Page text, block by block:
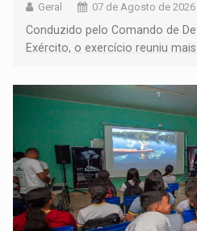
Geral 07 de Agosto de 2026
Conduzido pelo Comando de
Exército, o exercício reuniu